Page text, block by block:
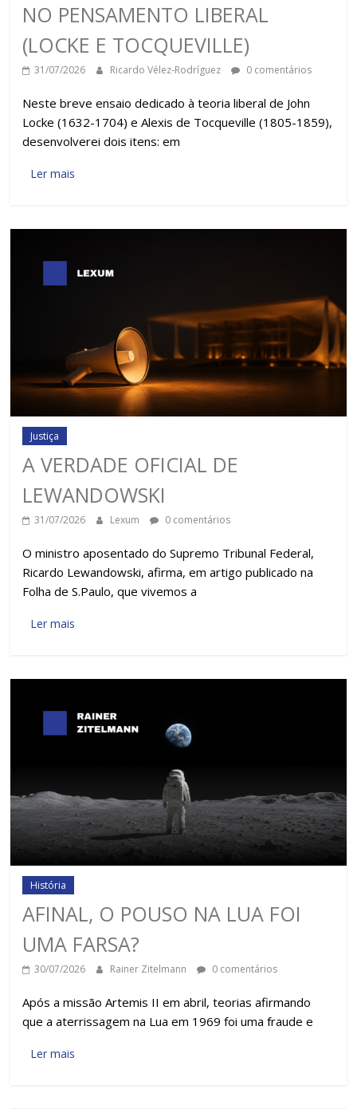
NO PENSAMENTO LIBERAL
(LOCKE E TOCQUEVILLE)
31/07/2026 Ricardo Vélez-Rodríguez 0 comentários
Neste breve ensaio dedicado à teoria liberal de John
Locke (1632-1704) e Alexis de Tocqueville (1805-1859),
desenvolverei dois itens: em
Ler mais
Justiça
A VERDADE OFICIAL DE
LEWANDOWSKI
31/07/2026 Lexum 0 comentários
O ministro aposentado do Supremo Tribunal Federal,
Ricardo Lewandowski, afirma, em artigo publicado na
Folha de S.Paulo, que vivemos a
Ler mais
História
AFINAL, O POUSO NA LUA FOI
UMA FARSA?
30/07/2026 Rainer Zitelmann 0 comentários
Após a missão Artemis II em abril, teorias afirmando
que a aterrissagem na Lua em 1969 foi uma fraude e
Ler mais